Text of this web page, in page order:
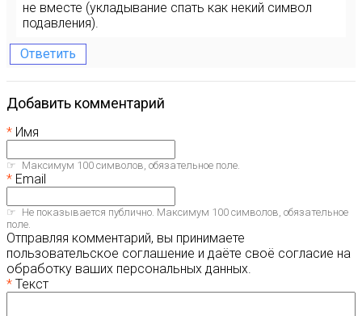
не вместе (укладывание спать как некий символ
подавления).
Ответить
Добавить комментарий
Имя
Максимум 100 символов, обязательное поле.
Email
Не показывается публично. Максимум 100 символов, обязательное
поле.
Отправляя комментарий, вы принимаете
пользовательское соглашение и даёте своё согласие на
обработку ваших персональных данных.
Текст